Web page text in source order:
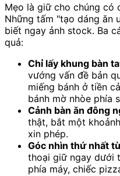
Mẹo là giữ cho chúng có
Những tấm "tạo dáng ăn
biết ngay ảnh stock. Ba
quả:
Chỉ lấy khung bàn
vướng vấn đề bản
miếng bánh ở tiền
bánh mờ nhòe phía
Cảnh bàn ăn đông
thật, bắt một
xin phép.
Góc nhìn thứ nhất
thoại giữ ngay dưới
phía máy, chiếc